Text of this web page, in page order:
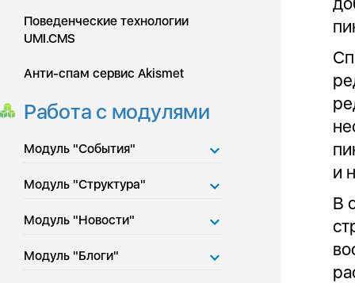
Поведенческие технологии
UMI.CMS
Анти-спам сервис Akismet
Работа с модулями
Модуль "События"
Модуль "Структура"
Модуль "Новости"
Модуль "Блоги"
и
В